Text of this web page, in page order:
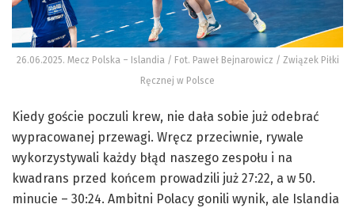
26.06.2025. Mecz Polska – Islandia / Fot. Paweł Bejnarowicz / Związek Piłki
Ręcznej w Polsce
Kiedy goście poczuli krew, nie dała sobie już odebrać
wypracowanej przewagi. Wręcz przeciwnie, rywale
wykorzystywali każdy błąd naszego zespołu i na
kwadrans przed końcem prowadzili już 27:22, a w 50.
minucie – 30:24. Ambitni Polacy gonili wynik, ale Islandia